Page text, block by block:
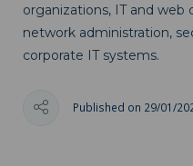
organizations, IT and
network administration,
corporate IT systems.
Published on 29/01/